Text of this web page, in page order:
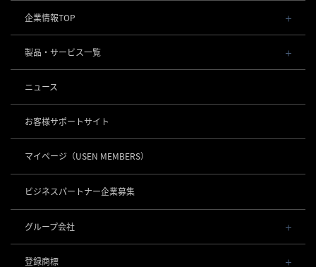
企業情報TOP
会社概要・役員一覧
事業内容
社長メッセージ
事業所一覧
店舗DX
グループ会社
製品・サービス一覧
POSレジ 他
USENレジ
USENセルフレジ
USENレジTAB HEALTHCARE
USEN ハンディ
USEN Mobile Order
USEN Tablet Order
USEN Order & Pay
USEN My Menu Premium
キャッシュレス決済
USEN PAY
USEN PAY QR
KettyBot Pro（配膳）
PuduBot2（配膳）
BellaBot Pro（配膳）
PUDU T300（運搬）
集客・予約
USEN SMART RESERVE
ヒトサラ
⁩音楽配信
USEN MUSIC Entertainment
通信
お役立ち情報
ニュース
お客様サポートサイト
マイページ （USEN MEMBERS）
ビジネスパートナー企業募集
グループ会社
USEN & U-NEXT GROUP
株式会社 U-NEXT HOLDINGS
登録商標